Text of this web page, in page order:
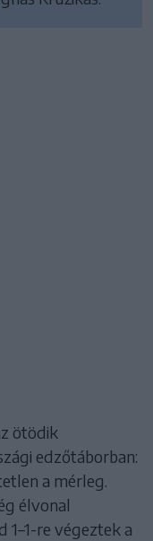
ötödik
edzőtáborban:
a mérleg.
élvonal
1–1-re végeztek a